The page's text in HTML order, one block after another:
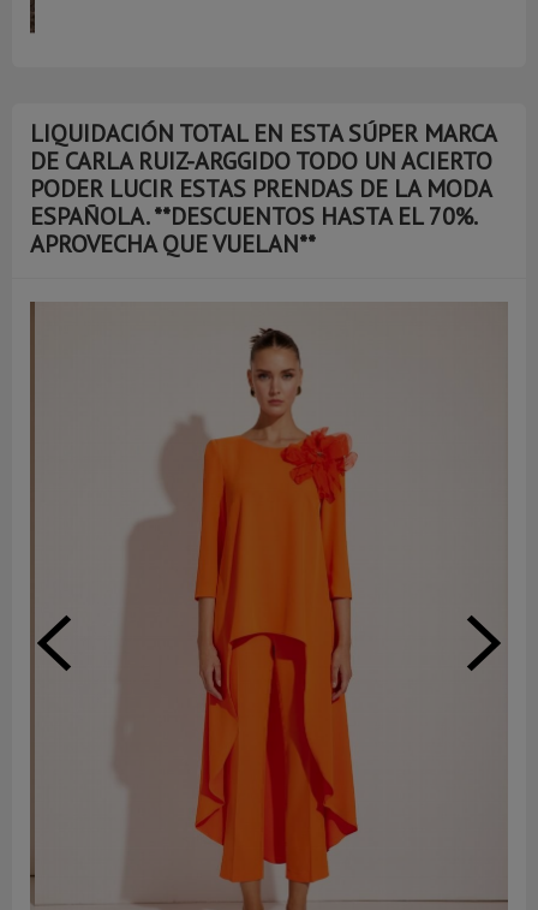
LIQUIDACIÓN TOTAL EN ESTA SÚPER MARCA
DE CARLA RUIZ-ARGGIDO TODO UN ACIERTO
PODER LUCIR ESTAS PRENDAS DE LA MODA
ESPAÑOLA. **DESCUENTOS HASTA EL 70%.
APROVECHA QUE VUELAN**